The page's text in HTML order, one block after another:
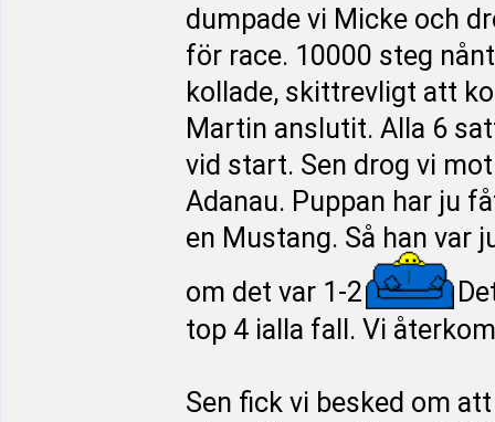
dumpade vi Micke och
för race. 10000 steg
kollade, skittrevligt att
Martin anslutit. Alla 6
vid start. Sen drog vi
Adanau. Puppan har ju
en Mustang. Så han var
om det var 1-2
top 4 ialla fall. Vi
Sen fick vi besked om